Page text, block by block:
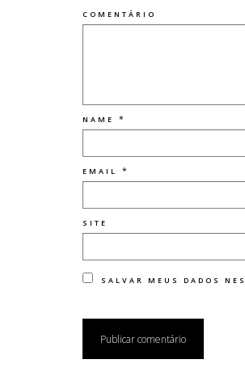
COMENTÁRIO
NAME *
EMAIL *
SITE
SALVAR MEUS DADOS